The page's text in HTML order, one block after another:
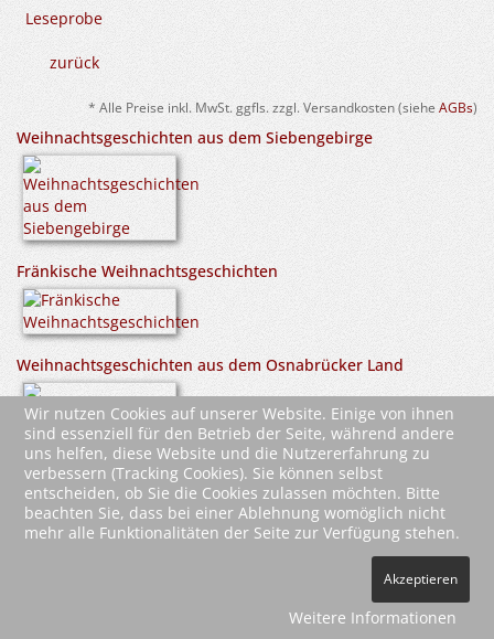
Leseprobe
zurück
* Alle Preise inkl. MwSt. ggfls. zzgl. Versandkosten (sieheAGBs)
Weihnachtsgeschichten aus dem Siebengebirge
Fränkische Weihnachtsgeschichten
Weihnachtsgeschichten aus dem Osnabrücker Land
Vertrag widerrufen
Wir nutzen Cookies auf unserer Website. Einige von ihnen
sind essenziell für den Betrieb der Seite, während andere
uns helfen, diese Website und die Nutzererfahrung zu
verbessern (Tracking Cookies). Sie können selbst
entscheiden, ob Sie die Cookies zulassen möchten. Bitte
beachten Sie, dass bei einer Ablehnung womöglich nicht
mehr alle Funktionalitäten der Seite zur Verfügung stehen.
Akzeptieren
Weitere Informationen